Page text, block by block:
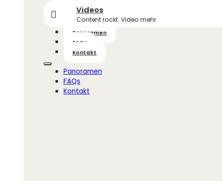
Videos
Content rockt. Video mehr.
Panoramen
FAQs
Kontakt
Panoramen
FAQs
Kontakt